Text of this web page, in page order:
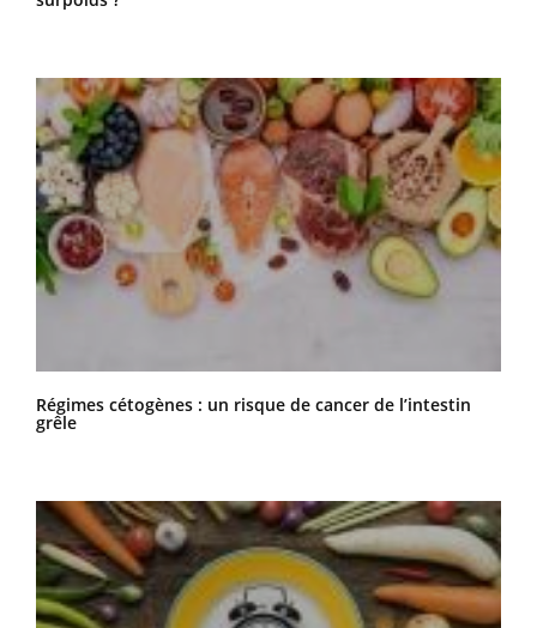
Régimes cétogènes : un risque de cancer de l’intestin
grêle